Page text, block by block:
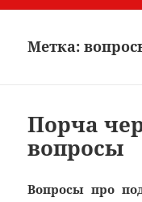
Метка:
Порча
вопросы
Вопросы про